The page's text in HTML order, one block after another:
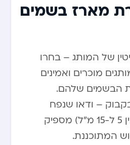
מארז בשמים
של המותג – בחרו
מוכרים ואמינים
הבשמים שלהם.
– ודאו שנפח
הבקבוקונים (בין 5 ל-15 מ”ל) מספיק
המתוכננת.